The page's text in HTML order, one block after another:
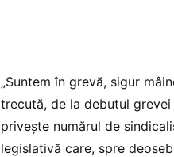
„Suntem în grevă, sigur
trecută, de la debutul
priveşte numărul de
legislativă care, spre